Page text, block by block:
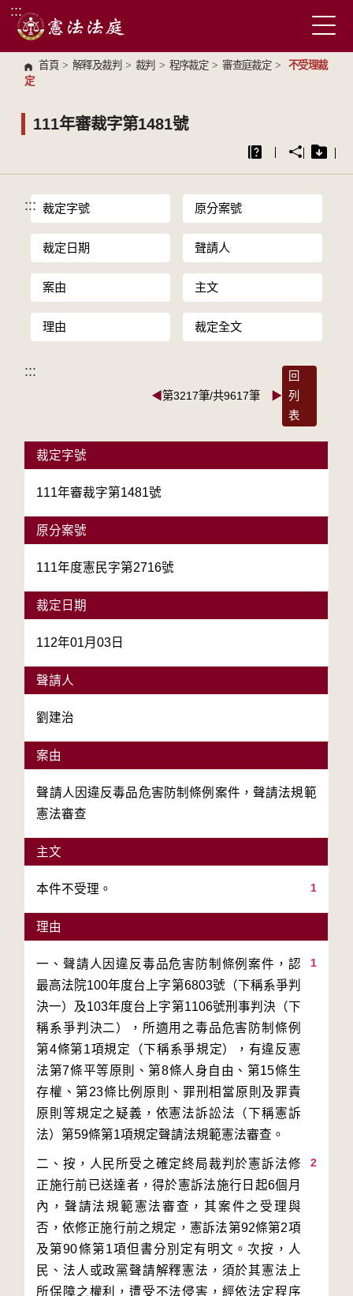
跳到主要內容區塊
:::
首頁 > 解釋及裁判 > 裁判 > 程序裁定 > 審查庭裁定 >
不受理裁
定
111年審裁字第1481號
::: 裁定字號 原分案號
裁定日期 聲請人
案由 主文
理由 裁定全文
:::
◀第3217筆/共9617筆 ▶
回
列
表
裁定字號
111年審裁字第1481號
原分案號
111年度憲民字第2716號
裁定日期
112年01月03日
聲請人
劉建治
案由
聲請人因違反毒品危害防制條例案件，聲請法規範
憲法審查
主文
1
本件不受理。
理由
1
一、聲請人因違反毒品危害防制條例案件，認
最高法院100年度台上字第6803號（下稱系爭判
決一）及103年度台上字第1106號刑事判決（下
稱系爭判決二），所適用之毒品危害防制條例
第4條第1項規定（下稱系爭規定），有違反憲
法第7條平等原則、第8條人身自由、第15條生
存權、第23條比例原則、罪刑相當原則及罪責
原則等規定之疑義，依憲法訴訟法（下稱憲訴
2
二、按，人民所受之確定終局裁判於憲訴法修
正施行前已送達者，得於憲訴法施行日起6個月
內，聲請法規範憲法審查，其案件之受理與
否，依修正施行前之規定，憲訴法第92條第2項
及第90條第1項但書分別定有明文。次按，人
民、法人或政黨聲請解釋憲法，須於其憲法上
所保障之權利，遭受不法侵害，經依法定程序